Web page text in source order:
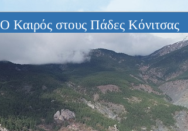
Ο Καιρός στους Πάδες Κόνιτσας